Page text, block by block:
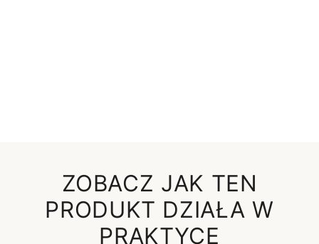
ZOBACZ JAK TEN
PRODUKT DZIAŁA W
PRAKTYCE